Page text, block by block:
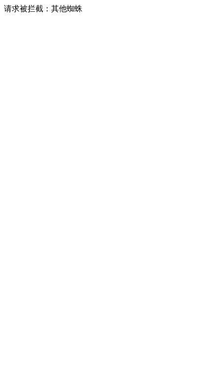
请求被拦截：其他蜘蛛